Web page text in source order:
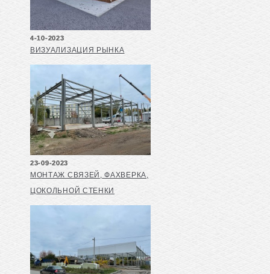
4-10-2023
ВИЗУАЛИЗАЦИЯ РЫНКА
23-09-2023
МОНТАЖ СВЯЗЕЙ, ФАХВЕРКА,
ЦОКОЛЬНОЙ СТЕНКИ